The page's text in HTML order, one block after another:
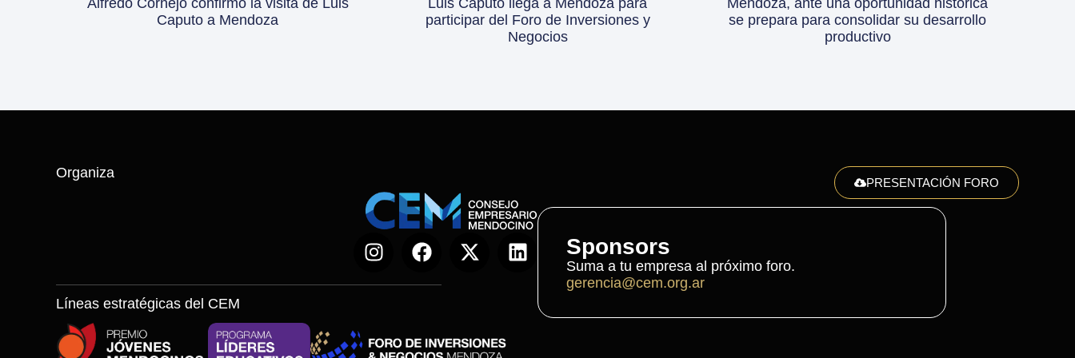
Alfredo Cornejo confirmó la visita de Luis
Caputo a Mendoza
Luis Caputo llega a Mendoza para
participar del Foro de Inversiones y
Negocios
Mendoza, ante una oportunidad histórica
se prepara para consolidar su desarrollo
productivo
PRESENTACIÓN FORO
Sponsors
Suma a tu empresa al próximo foro.
gerencia@cem.org.ar
Organiza
Líneas estratégicas del CEM